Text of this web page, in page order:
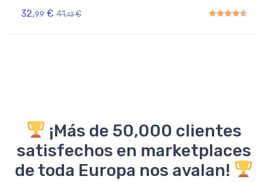
32,99 € 41,13 €
¡Más de 50,000 clientes
satisfechos en marketplaces
de toda Europa nos avalan!